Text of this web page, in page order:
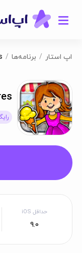
اپ استار برنامه‌ها
حداقل iOS
9.0